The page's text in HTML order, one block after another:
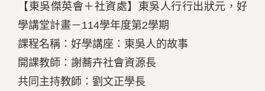
【東吳傑英會＋社資處】東吳人行行出狀元，好
學講堂計畫－114學年度第2學期
課程名稱：好學講座：東吳人的故事
開課教師：謝蕎卉社會資源長
共同主持教師：劉文正學長